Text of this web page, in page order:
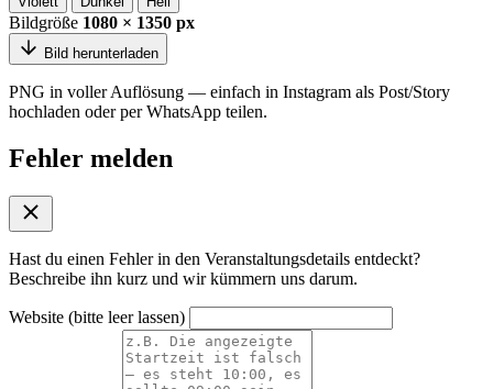
Bildgröße 1080 × 1350 px
Bild herunterladen
PNG in voller Auflösung — einfach in Instagram als Post/Story
hochladen oder per WhatsApp teilen.
Fehler melden
Hast du einen Fehler in den Veranstaltungsdetails entdeckt?
Beschreibe ihn kurz und wir kümmern uns darum.
Website (bitte leer lassen)